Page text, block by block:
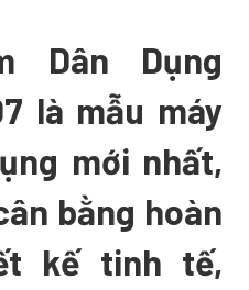
Dân Dụng
là mẫu máy
mới nhất,
bằng hoàn
kế tinh tế,